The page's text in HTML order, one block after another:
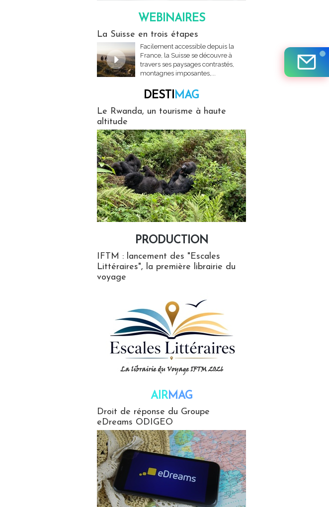
WEBINAIRES
La Suisse en trois étapes
Facilement accessible depuis la
France, la Suisse se découvre à
travers ses paysages contrastés,
montagnes imposantes,...
DESTIMAG
Le Rwanda, un tourisme à haute
altitude
PRODUCTION
IFTM : lancement des "Escales
Littéraires", la première librairie du
voyage
AIRMAG
Droit de réponse du Groupe
eDreams ODIGEO